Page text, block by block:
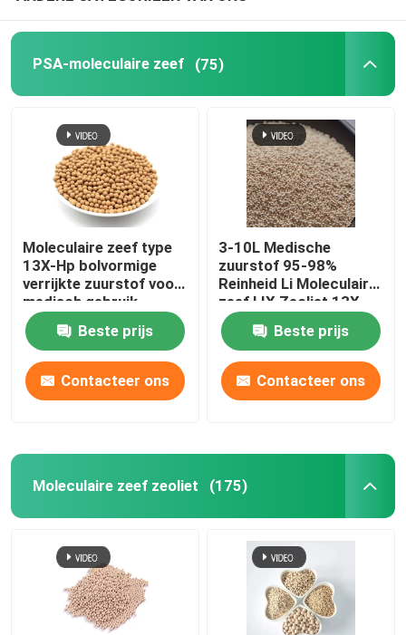
Verpakkingen voor torens van kunststof
Lithiumbatterie-electrolyten droogmiddel
Biobollen van keramiek
Ceramische honingraat
Chemische hulpstoffen
PSA-moleculaire zeef (75)
Moleculaire zeef type
13X-Hp bolvormige
verrijkte zuurstof voor
medisch gebruik
Beste prijs
Contacteer ons
3-10L Medische
zuurstof 95-98%
Reinheid Li Moleculaire
zeef LIX Zeoliet 13X
Lithium zeoliet
zuurstof Voor
zuurstofconcentrator
Beste prijs
Contacteer ons
Moleculaire zeef zeoliet (175)